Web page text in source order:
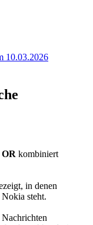
10.03.2026
OR kombiniert
in denen
steht.